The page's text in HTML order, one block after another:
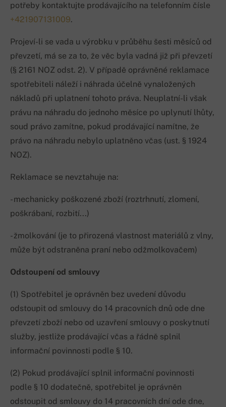
potřeby kontaktujte prodávajícího na telefonním čísle
+421907131009.
Projeví-li se vada u výrobku v průběhu šesti měsíců od
převzetí, má se za to, že věc byla vadná již při převzetí
(§ 2161 NOZ odst. 2). V případě oprávněné reklamace
spotřebiteli náleží i náhrada účelně vynaložených
nákladů při uplatnení tohoto práva. Neuplatní-li však
právu na náhradu do jednoho měsíce po uplynutí lhůty,
soud právo zamítne, pokud prodávající namítne, že
právo na náhradu nebylo uplatněno včas (ust. § 1924
NOZ).
Reklamace se nevztahuje na:
- mechanicky poškozené zboží (roztrhnutí, zlomení,
poškrábaní, rozbití...)
- žmolkování (je to přirozená vlastnost materiálů z vlny,
může být odstraněna praní nebo odžmolkovačem)
Odstoupení od smlouvy
(1) Spotřebitel je oprávněn bez uvedení důvodu
odstoupit od smlouvy do 14 pracovních dnů ode dne
převzetí zboží nebo od uzavření smlouvy o poskytnutí
služby, jestliže prodávající včas a řádně splnil
informační povinnosti podle § 10.
(2) Pokud prodávající splnil informační povinnosti
podle § 10 dodatečně, spotřebitel je oprávněn
odstoupit od smlouvy do 14 pracovních dní ode dne,